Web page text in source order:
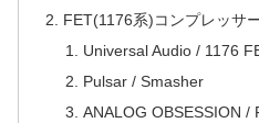
FET(1176系)コンプレッサ
Universal Audio / 1176
Pulsar / Smasher
ANALOG OBSESSION /